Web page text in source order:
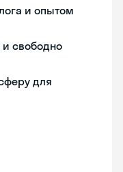
и опытом
и свободно
для